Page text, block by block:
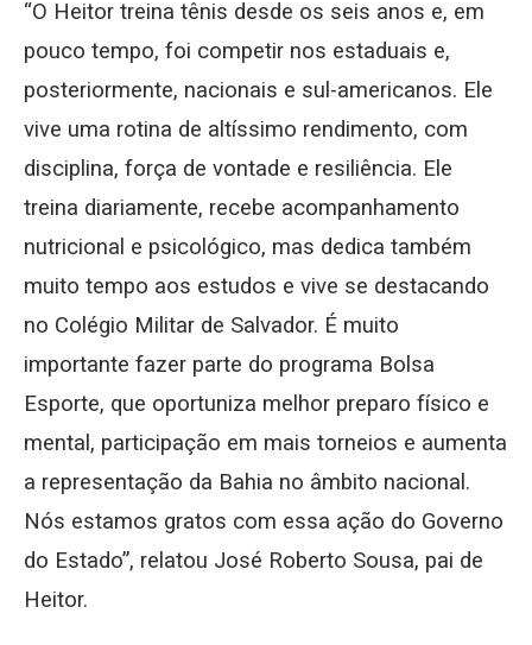
“O Heitor treina tênis desde os seis anos e, em
pouco tempo, foi competir nos estaduais e,
posteriormente, nacionais e sul-americanos. Ele
vive uma rotina de altíssimo rendimento, com
disciplina, força de vontade e resiliência. Ele
treina diariamente, recebe acompanhamento
nutricional e psicológico, mas dedica também
muito tempo aos estudos e vive se destacando
no Colégio Militar de Salvador. É muito
importante fazer parte do programa Bolsa
Esporte, que oportuniza melhor preparo físico e
mental, participação em mais torneios e aumenta
a representação da Bahia no âmbito nacional.
Nós estamos gratos com essa ação do Governo
do Estado”, relatou José Roberto Sousa, pai de
Heitor.